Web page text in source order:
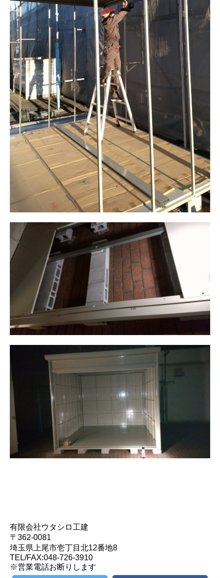
有限会社ウタシロ工建
〒362-0081
埼玉県上尾市壱丁目北12番地8
TEL/FAX:048-726-3910
※営業電話お断りします